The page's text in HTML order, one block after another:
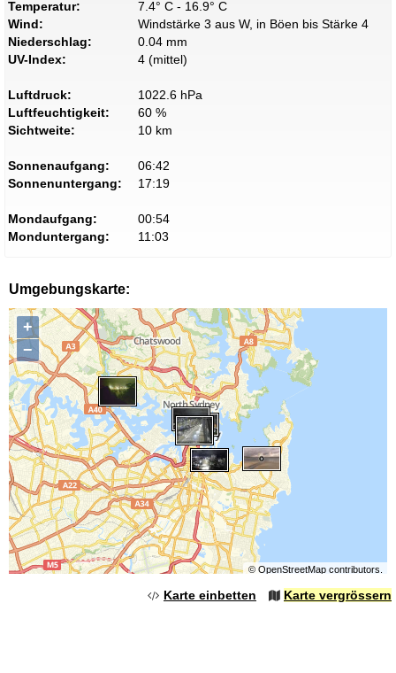
Temperatur:
7.4° C - 16.9° C
Wind:
Windstärke 3 aus W, in Böen bis Stärke 4
Niederschlag:
0.04 mm
UV-Index:
4 (mittel)
Luftdruck:
1022.6 hPa
Luftfeuchtigkeit:
60 %
Sichtweite:
10 km
Sonnenaufgang:
06:42
Sonnenuntergang:
17:19
Mondaufgang:
00:54
Monduntergang:
11:03
Umgebungskarte:
+
−
© OpenStreetMapcontributors.
Karte einbetten Karte vergrössern